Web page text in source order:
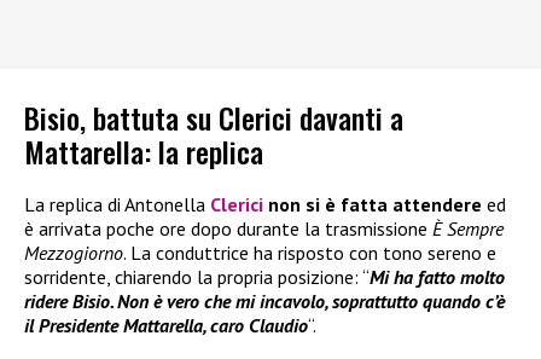
Bisio, battuta su Clerici davanti a
Mattarella: la replica
La replica di Antonella Clerici non si è fatta attendere ed
è arrivata poche ore dopo durante la trasmissione È Sempre
Mezzogiorno. La conduttrice ha risposto con tono sereno e
sorridente, chiarendo la propria posizione: “Mi ha fatto molto
ridere Bisio. Non è vero che mi incavolo, soprattutto quando c’è
il Presidente Mattarella, caro Claudio“.